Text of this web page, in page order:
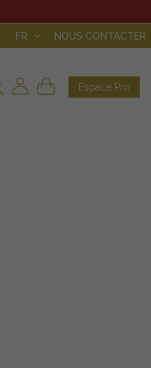
FR NOUS CONTACTER
Espace Pro